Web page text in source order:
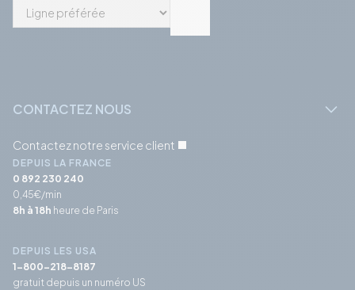
CONTACTEZ NOUS
Contactez notre service client
DEPUIS LA FRANCE
0 892 230 240
0,45€/min
8h à 18h heure de Paris
DEPUIS LES USA
1-800-218-8187
gratuit depuis un numéro US